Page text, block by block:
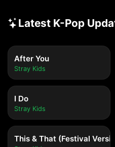
Latest K-Pop
After You
Stray Kids
I Do
Stray Kids
This & That (Festival